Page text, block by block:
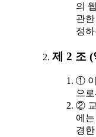
의
관
정
제 2 조
① 이
으
② 교
에
경